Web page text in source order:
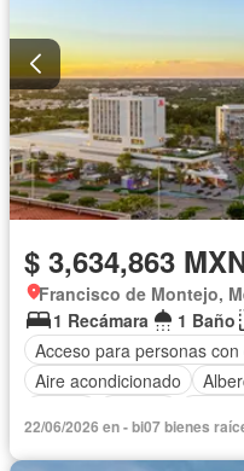
Wifi
Zonas verdes
$ 3,634,863
Francisco de Montejo,
1 Recámara
1 Baño
Acceso para personas
Aire acondicionado
Circuito cerrado de
22/06/2026 en - bi07 bienes